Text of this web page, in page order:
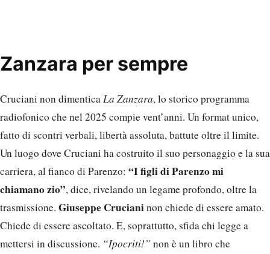
Zanzara per sempre
Cruciani non dimenticaLa Zanzara, lo storico programma
radiofonico che nel 2025 compie vent’anni. Un format unico,
fatto di scontri verbali, libertà assoluta, battute oltre il limite.
Un luogo dove Cruciani ha costruito il suo personaggio e la sua
carriera, al fianco di Parenzo: “I figli di Parenzo mi
chiamano zio”, dice, rivelando un legame profondo, oltre la
trasmissione. Giuseppe Crucianinon chiede di essere amato.
Chiede di essere ascoltato. E, soprattutto, sfida chi legge a
mettersi in discussione. “Ipocriti!” non è un libro che